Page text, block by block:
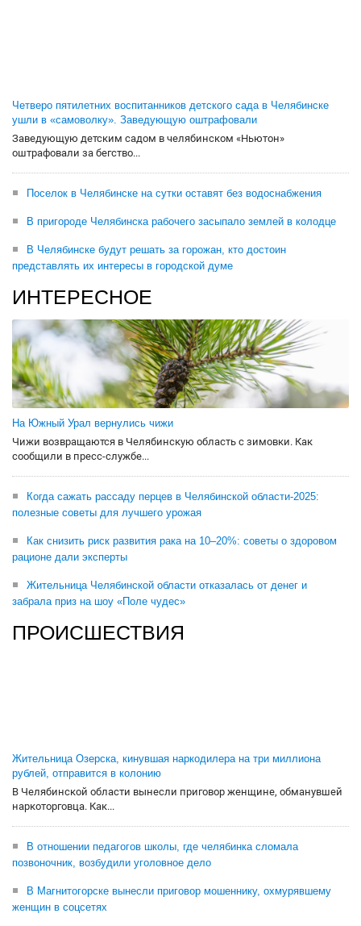
Четверо пятилетних воспитанников детского сада в Челябинске
ушли в «самоволку». Заведующую оштрафовали
Заведующую детским садом в челябинском «Ньютон»
оштрафовали за бегство...
Поселок в Челябинске на сутки оставят без водоснабжения
В пригороде Челябинска рабочего засыпало землей в колодце
В Челябинске будут решать за горожан, кто достоин
представлять их интересы в городской думе
ИНТЕРЕСНОЕ
На Южный Урал вернулись чижи
Чижи возвращаются в Челябинскую область с зимовки. Как
сообщили в пресс-службе...
Когда сажать рассаду перцев в Челябинской области-2025:
полезные советы для лучшего урожая
Как снизить риск развития рака на 10–20%: советы о здоровом
рационе дали эксперты
Жительница Челябинской области отказалась от денег и
забрала приз на шоу «Поле чудес»
ПРОИСШЕСТВИЯ
Жительница Озерска, кинувшая наркодилера на три миллиона
рублей, отправится в колонию
В Челябинской области вынесли приговор женщине, обманувшей
наркоторговца. Как...
В отношении педагогов школы, где челябинка сломала
позвоночник, возбудили уголовное дело
В Магнитогорске вынесли приговор мошеннику, охмурявшему
женщин в соцсетях